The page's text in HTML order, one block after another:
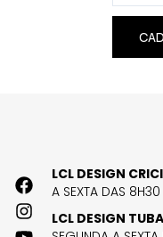
LCL DESIGN
A SEXTA DAS
LCL DESIGN